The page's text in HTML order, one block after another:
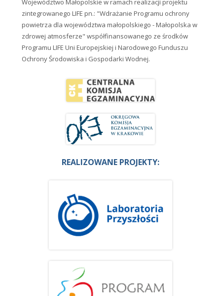
Województwo Małopolskie w ramach realizacji projektu
zintegrowanego LIFE pn.: "Wdrażanie Programu ochrony
powietrza dla województwa małopolskiego - Małopolska w
zdrowej atmosferze" współfinansowanego ze środków
Programu LIFE Uni Europejskiej i Narodowego Funduszu
Ochrony Środowiska i Gospodarki Wodnej.
REALIZOWANE PROJEKTY: